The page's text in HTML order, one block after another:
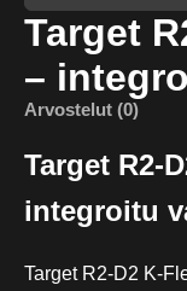
Target
–
Arvostelut (0)
Target R2-
integroitu
Target R2-D2 K-